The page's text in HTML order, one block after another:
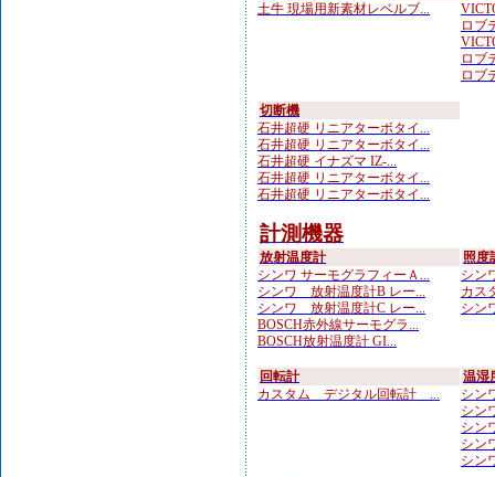
土牛 現場用新素材レベルブ...
ロブ
ロブ
ロブ
切断機
石井超硬 リニアターボタイ...
石井超硬 リニアターボタイ...
石井超硬 イナズマ IZ-...
石井超硬 リニアターボタイ...
石井超硬 リニアターボタイ...
計測機器
放射温度計
シンワ サーモグラフィーＡ...
シンワ 放射温度計B レー...
シンワ 放射温度計C レー...
BOSCH赤外線サーモグラ...
BOSCH放射温度計 GI...
照度
シン
カス
シン
回転計
カスタム デジタル回転計 ...
温湿
シン
シン
シン
シン
シン